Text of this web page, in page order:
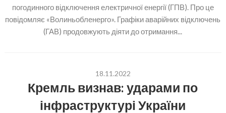
погодинного відключення електричної енергії (ГПВ). Про це
повідомляє «Волиньобленерго». Графіки аварійних відключень
(ГАВ) продовжують діяти до отримання...
18.11.2022
Кремль визнав: ударами по
інфраструктурі України